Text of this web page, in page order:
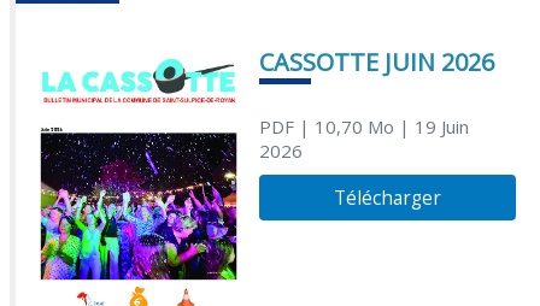
CASSOTTE JUIN 2026
PDF| 10,70 Mo | 19 Juin
2026
Télécharger